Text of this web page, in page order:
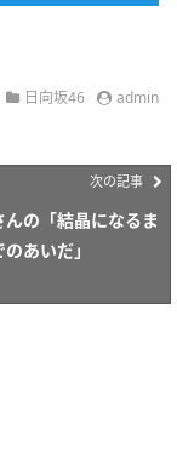
日向坂46 admin
次の記事
の「結晶になるま
のあいだ」